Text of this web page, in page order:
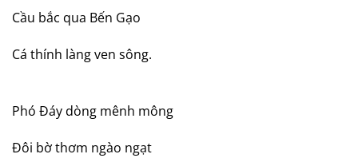
Cầu bắc qua Bến Gạo
Cá thính làng ven sông.
Phó Đáy dòng mênh mông
Đôi bờ thơm ngào ngạt